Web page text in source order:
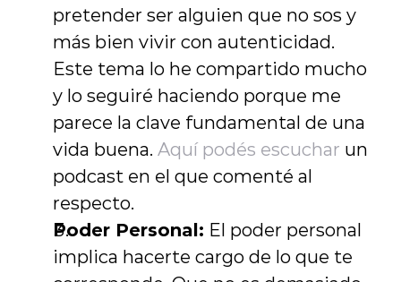
pretender ser alguien que no sos y
más bien vivir con autenticidad.
Este tema lo he compartido mucho
y lo seguiré haciendo porque me
parece la clave fundamental de una
vida buena. Aquí podés escuchar un
podcast en el que comenté al
respecto.
Poder Personal: El poder personal
implica hacerte cargo de lo que te